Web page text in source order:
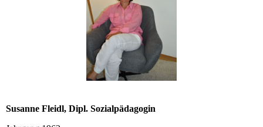
Susanne Fleidl, Dipl. Sozialpädagogin